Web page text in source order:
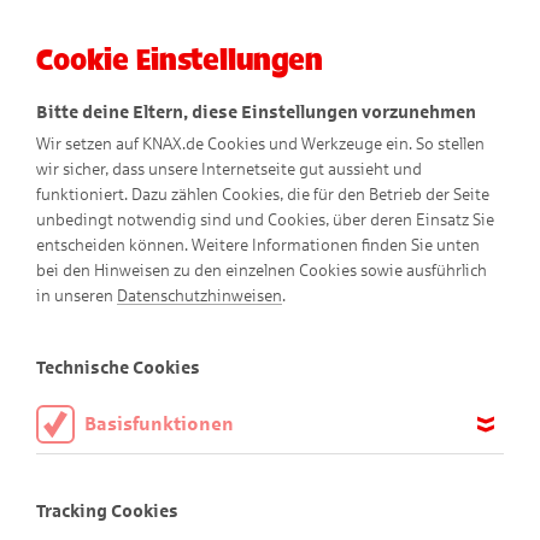
Presse
Informationen rund um das Comic-Magazin "KNAX"
Cookie Einstellungen
Bitte deine Eltern, diese Einstellungen vorzunehmen
Wir setzen auf KNAX.de Cookies und Werkzeuge ein. So stellen
wir sicher, dass unsere Internetseite gut aussieht und
funktioniert. Dazu zählen Cookies, die für den Betrieb der Seite
unbedingt notwendig sind und Cookies, über deren Einsatz Sie
entscheiden können. Weitere Informationen finden Sie unten
bei den Hinweisen zu den einzelnen Cookies sowie ausführlich
in unseren Datenschutzhinweisen.
Technische Cookies
Basisfunktionen
aktiviert sein.
Tracking Cookies